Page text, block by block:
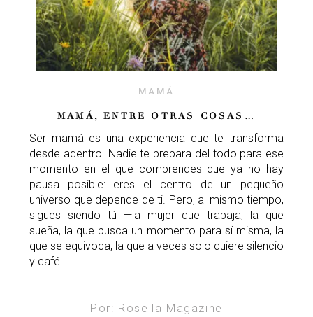
MAMÁ
MAMÁ, ENTRE OTRAS COSAS…
Ser mamá es una experiencia que te transforma
desde adentro. Nadie te prepara del todo para ese
momento en el que comprendes que ya no hay
pausa posible: eres el centro de un pequeño
universo que depende de ti. Pero, al mismo tiempo,
sigues siendo tú —la mujer que trabaja, la que
sueña, la que busca un momento para sí misma, la
que se equivoca, la que a veces solo quiere silencio
y café.
Por: Rosella Magazine